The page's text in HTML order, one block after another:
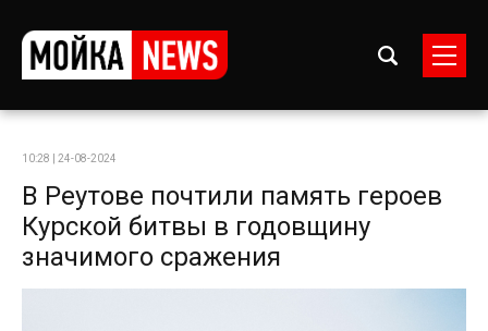
10:28 | 24-08-2024
В Реутове почтили память героев
Курской битвы в годовщину
значимого сражения